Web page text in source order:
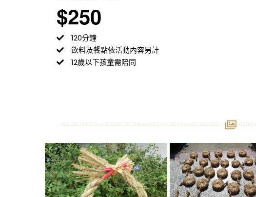
$250
120分鐘
飲料及餐點依活動內容另計
12歲以下孩童需陪同